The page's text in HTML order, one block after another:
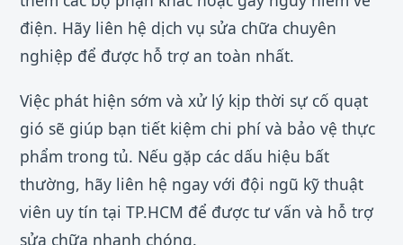
điện. Hãy liên hệ dịch vụ sửa chữa chuyên
nghiệp để được hỗ trợ an toàn nhất.
Việc phát hiện sớm và xử lý kịp thời sự cố quạt
gió sẽ giúp bạn tiết kiệm chi phí và bảo vệ thực
phẩm trong tủ. Nếu gặp các dấu hiệu bất
thường, hãy liên hệ ngay với đội ngũ kỹ thuật
viên uy tín tại TP.HCM để được tư vấn và hỗ trợ
sửa chữa nhanh chóng.